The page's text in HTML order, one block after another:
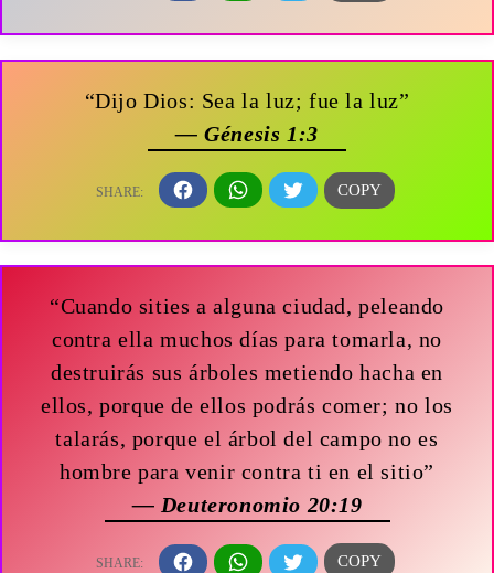
“Dijo Dios: Sea la luz; fue la luz”
— Génesis 1:3
“Cuando sities a alguna ciudad, peleando
contra ella muchos días para tomarla, no
destruirás sus árboles metiendo hacha en
ellos, porque de ellos podrás comer; no los
talarás, porque el árbol del campo no es
hombre para venir contra ti en el sitio”
— Deuteronomio 20:19